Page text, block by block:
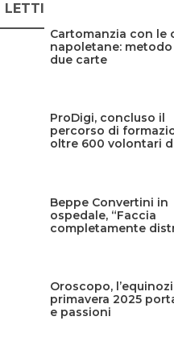
LETTI
Cartomanzia con le
napoletane:
due carte
ProDigi, concluso il
percorso di
oltre 600 volontari
Beppe Convertini in
ospedale, “Faccia
completamente
Oroscopo,
primavera 2025
e passioni